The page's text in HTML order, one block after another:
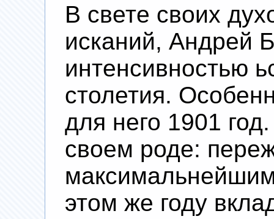
В свете своих
исканий, Андрей
интенсивностью
столетия.
для него 1901
своем роде:
этом же году